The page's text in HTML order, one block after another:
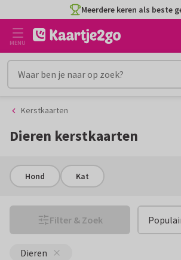
naar
inhoud
naar
het
filter
CO2-neutraal gedrukt
MENU
Kerstkaarten
Dieren kerstkaarten
Hond Kat
Filter & Zoek
Dieren